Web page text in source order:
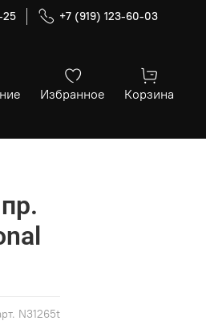
25 +7 (919) 123-60-03
Избранное Корзина
N31265t